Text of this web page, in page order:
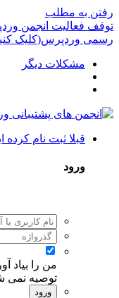
رفتن به مطلب
توقف فعالیت انجمن
رسمی وردپرس(کلیک
مشکلات دیگر
قبلا ثبت نام کرده
ورود
من را بیاد آور
توصیه نمی
ورود